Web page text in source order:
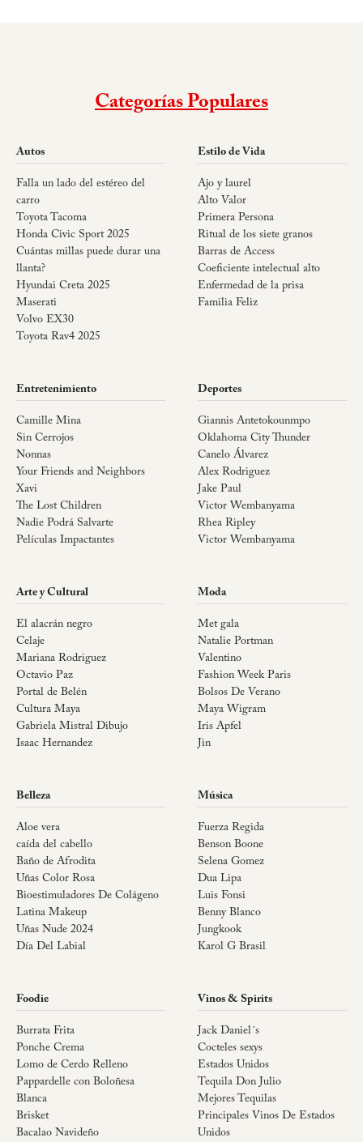
Categorías Populares
Autos
Falla un lado del estéreo del
carro
Toyota Tacoma
Honda Civic Sport 2025
Cuántas millas puede durar una
llanta?
Hyundai Creta 2025
Maserati
Volvo EX30
Toyota Rav4 2025
Estilo de Vida
Ajo y laurel
Alto Valor
Primera Persona
Ritual de los siete granos
Barras de Access
Coeficiente intelectual alto
Enfermedad de la prisa
Familia Feliz
Entretenimiento
Camille Mina
Sin Cerrojos
Nonnas
Your Friends and Neighbors
Xavi
The Lost Children
Nadie Podrá Salvarte
Películas Impactantes
Deportes
Giannis Antetokounmpo
Oklahoma City Thunder
Canelo Álvarez
Alex Rodriguez
Jake Paul
Victor Wembanyama
Rhea Ripley
Victor Wembanyama
Arte y Cultural
El alacrán negro
Celaje
Mariana Rodriguez
Octavio Paz
Portal de Belén
Cultura Maya
Gabriela Mistral Dibujo
Isaac Hernandez
Moda
Met gala
Natalie Portman
Valentino
Fashion Week Paris
Bolsos De Verano
Maya Wigram
Iris Apfel
Jin
Belleza
Aloe vera
caída del cabello
Baño de Afrodita
Uñas Color Rosa
Bioestimuladores De Colágeno
Latina Makeup
Uñas Nude 2024
Día Del Labial
Música
Fuerza Regida
Benson Boone
Selena Gomez
Dua Lipa
Luis Fonsi
Benny Blanco
Jungkook
Karol G Brasil
Foodie
Burrata Frita
Ponche Crema
Lomo de Cerdo Relleno
Pappardelle con Boloñesa
Blanca
Brisket
Bacalao Navideño
Vinos & Spirits
Jack Daniel´s
Cocteles sexys
Estados Unidos
Tequila Don Julio
Mejores Tequilas
Principales Vinos De Estados
Unidos